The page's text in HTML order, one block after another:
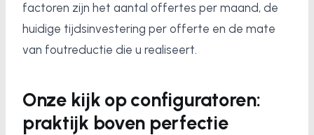
factoren zijn het aantal offertes per maand, de
huidige tijdsinvestering per offerte en de mate
van foutreductie die u realiseert.
Onze kijk op configuratoren:
praktijk boven perfectie